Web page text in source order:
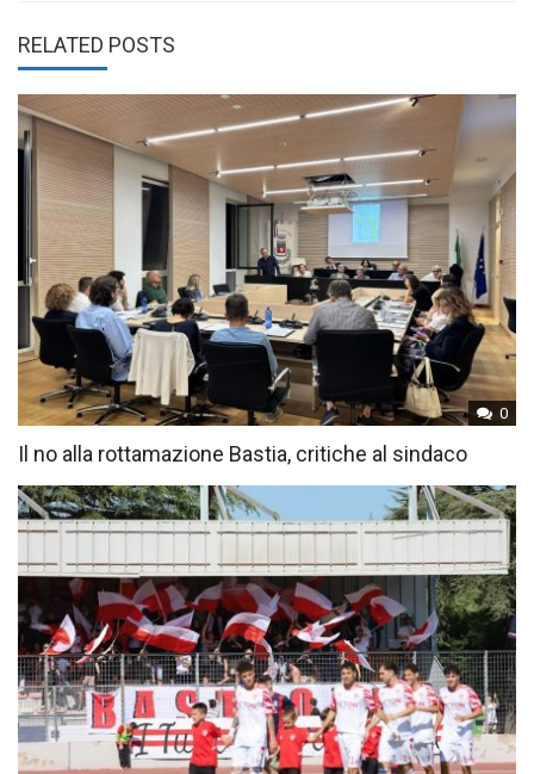
RELATED POSTS
0
Il no alla rottamazione Bastia, critiche al sindaco